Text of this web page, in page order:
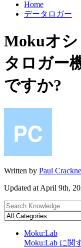
Home
データロガー
Mokuオ
タロガー
ですか?
Written by Paul
Updated at April 9th,
Moku:Lab
Moku:Lab に関